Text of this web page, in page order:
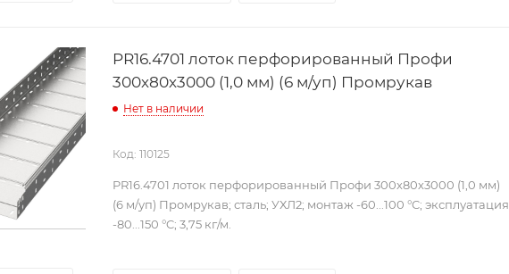
PR16.4701 лоток перфорированный Профи
300х80х3000 (1,0 мм) (6 м/уп) Промрукав
Нет в наличии
Код: 110125
PR16.4701 лоток перфорированный Профи 300х80х3000 (1,0 мм)
(6 м/уп) Промрукав; сталь; УХЛ2; монтаж -60...100 °C; эксплуатация
-80...150 °C; 3,75 кг/м.